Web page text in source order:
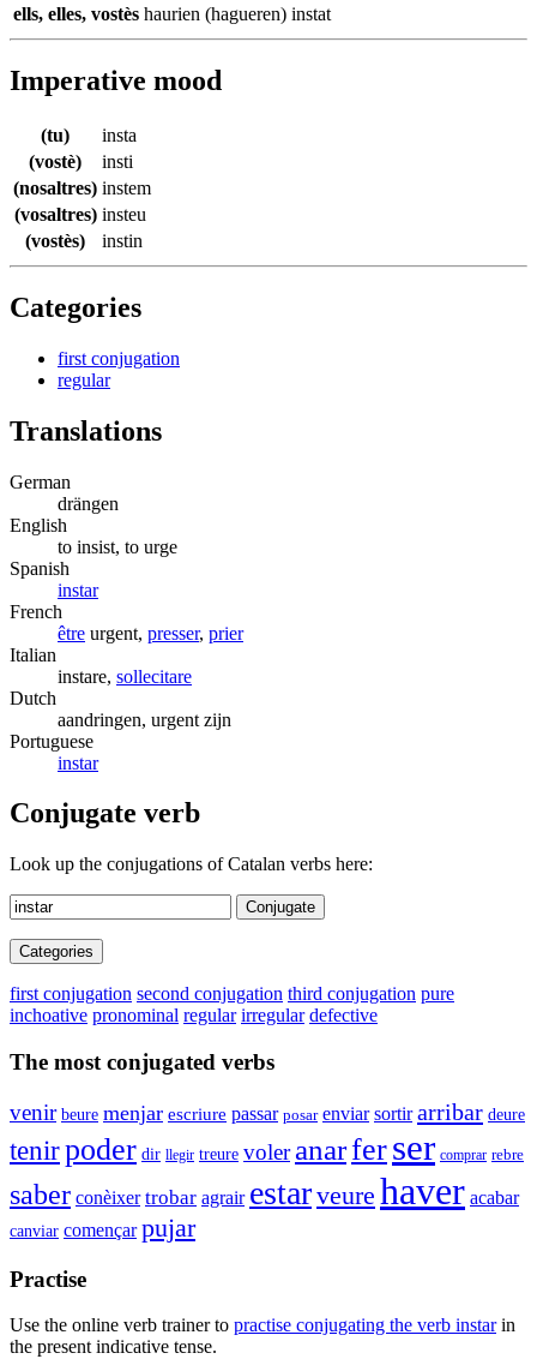
ells, elles, vostès haurien (hagueren) instat
Imperative mood
(tu)
insta
(vostè)
insti
(nosaltres) instem
(vosaltres) insteu
(vostès)
instin
Categories
first conjugation
regular
Translations
German
drängen
English
to insist, to urge
Spanish
instar
French
être urgent, presser, prier
Italian
instare, sollecitare
Dutch
aandringen, urgent zijn
Portuguese
instar
Conjugate verb
Look up the conjugations of Catalan verbs here:
Conjugate
Categories
first conjugation second conjugation third conjugation pure
inchoative pronominal regular irregular defective
The most conjugated verbs
venir beure menjar escriure passar posar enviar sortir arribar deure
tenirpoder dir llegir treure voler anarferser comprar rebre
saber conèixer trobar agrair estarveure haver acabar
canviar començar pujar
Practise
Use the online verb trainer to practise conjugating the verb instarin
the present indicative tense.